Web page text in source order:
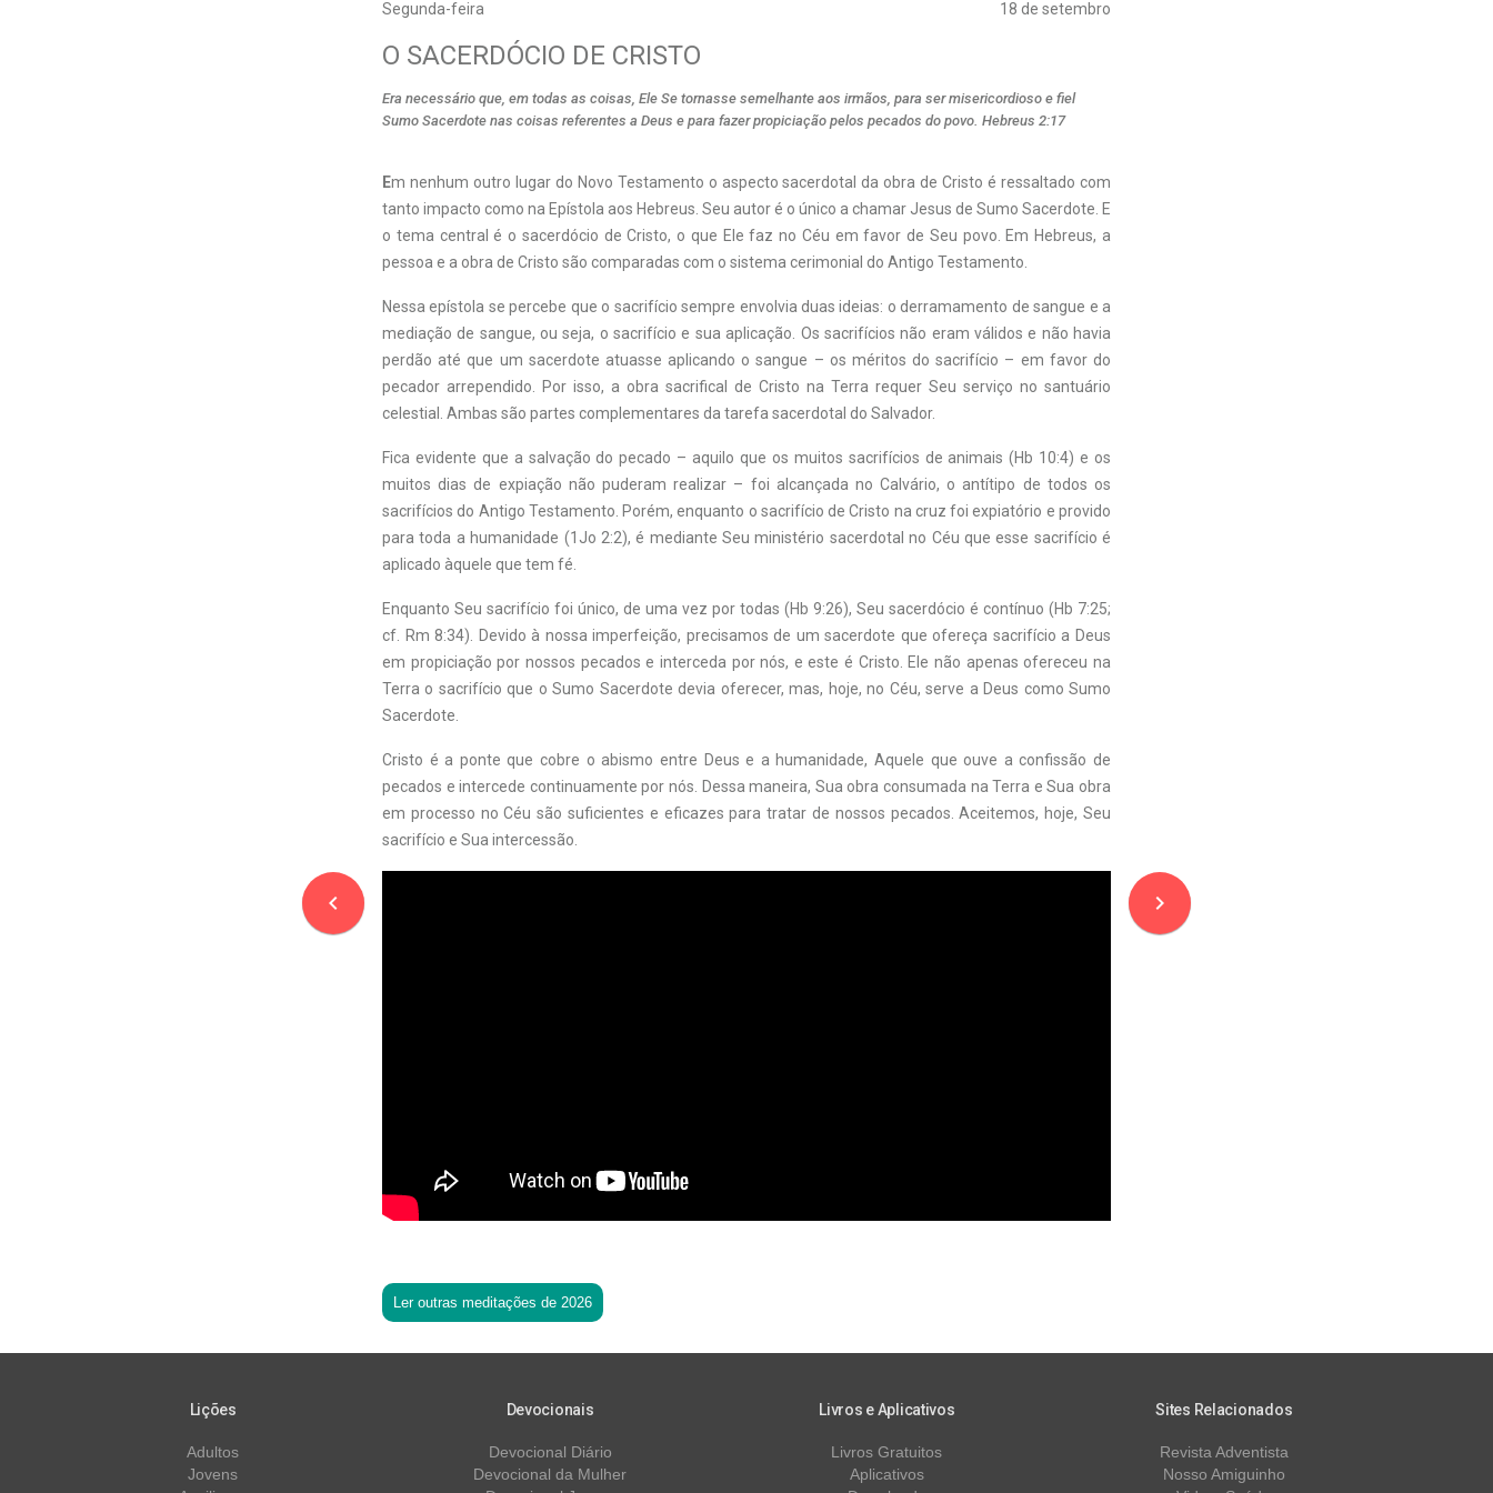
Segunda-feira 18 de setembro
navigate_before
O SACERDÓCIO DE CRISTO
Era necessário que, em todas as coisas, Ele Se tornasse semelhante aos irmãos, para ser misericordioso e fiel
Sumo Sacerdote nas coisas referentes a Deus e para fazer propiciação pelos pecados do povo. Hebreus 2:17
Em nenhum outro lugar do Novo Testamento o aspecto sacerdotal da obra de Cristo é ressaltado com
tanto impacto como na Epístola aos Hebreus. Seu autor é o único a chamar Jesus de Sumo Sacerdote. E
o tema central é o sacerdócio de Cristo, o que Ele faz no Céu em favor de Seu povo. Em Hebreus, a
pessoa e a obra de Cristo são comparadas com o sistema cerimonial do Antigo Testamento.
Nessa epístola se percebe que o sacrifício sempre envolvia duas ideias: o derramamento de sangue e a
mediação de sangue, ou seja, o sacrifício e sua aplicação. Os sacrifícios não eram válidos e não havia
perdão até que um sacerdote atuasse aplicando o sangue – os méritos do sacrifício – em favor do
pecador arrependido. Por isso, a obra sacrifical de Cristo na Terra requer Seu serviço no santuário
celestial. Ambas são partes complementares da tarefa sacerdotal do Salvador.
Fica evidente que a salvação do pecado – aquilo que os muitos sacrifícios de animais (Hb 10:4) e os
muitos dias de expiação não puderam realizar – foi alcançada no Calvário, o antítipo de todos os
sacrifícios do Antigo Testamento. Porém, enquanto o sacrifício de Cristo na cruz foi expiatório e provido
para toda a humanidade (1Jo 2:2), é mediante Seu ministério sacerdotal no Céu que esse sacrifício é
aplicado àquele que tem fé.
Enquanto Seu sacrifício foi único, de uma vez por todas (Hb 9:26), Seu sacerdócio é contínuo (Hb 7:25;
cf. Rm 8:34). Devido à nossa imperfeição, precisamos de um sacerdote que ofereça sacrifício a Deus
em propiciação por nossos pecados e interceda por nós, e este é Cristo. Ele não apenas ofereceu na
Terra o sacrifício que o Sumo Sacerdote devia oferecer, mas, hoje, no Céu, serve a Deus como Sumo
Sacerdote.
Cristo é a ponte que cobre o abismo entre Deus e a humanidade, Aquele que ouve a confissão de
pecados e intercede continuamente por nós. Dessa maneira, Sua obra consumada na Terra e Sua obra
em processo no Céu são suficientes e eficazes para tratar de nossos pecados. Aceitemos, hoje, Seu
sacrifício e Sua intercessão.
Ler outras meditações de 2026
navigate_next
Lições
Adultos
Jovens
Devocionais
Devocional Diário
Devocional da Mulher
Livros e Aplicativos
Livros Gratuitos
Aplicativos
Sites Relacionados
Revista Adventista
Nosso Amiguinho